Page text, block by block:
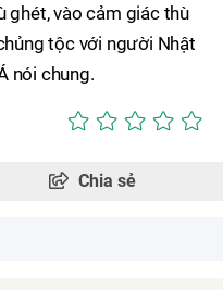
ghét, vào cảm giác thù
tộc với người Nhật
nói chung.
Chia sẻ